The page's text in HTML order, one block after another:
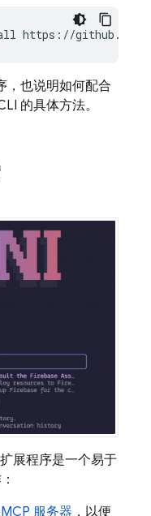
https://
，也说明如何配合
的具体方法。
展程序是一个易于
服务器 ，以便